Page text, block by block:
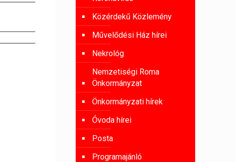
Közérdekű Közlemény
Művelődési Ház hírei
Nekrológ
Nemzetiségi Roma
Önkormányzat
Önkormányzati hírek
Óvoda hírei
Posta
Programajánló